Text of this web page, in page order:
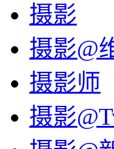
摄影
摄影@
摄影师
摄影